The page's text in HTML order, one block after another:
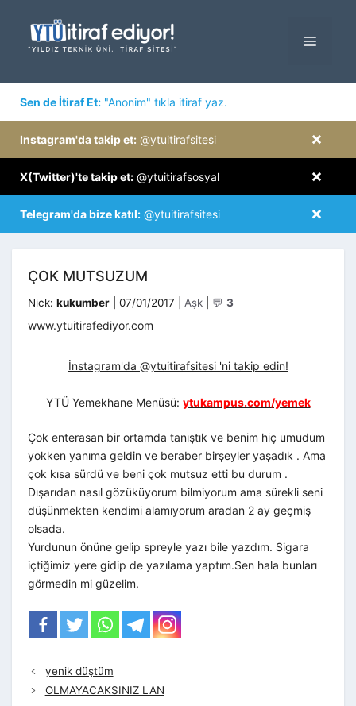
MENÜ
Sen de İtiraf Et: "Anonim" tıkla itiraf yaz.
×
Instagram'da takip et: @ytuitirafsitesi
×
X(Twitter)'te takip et: @ytuitirafsosyal
×
Telegram'da bize katıl: @ytuitirafsitesi
ÇOK MUTSUZUM
Nick: kukumber 07/01/2017 Kategoriler
Aşk 💬 3
www.ytuitirafediyor.com
İnstagram'da @ytuitirafsitesi 'ni takip edin!
YTÜ Yemekhane Menüsü: ytukampus.com/yemek
Çok enterasan bir ortamda tanıştık ve benim hiç umudum
yokken yanıma geldin ve beraber birşeyler yaşadık . Ama
çok kısa sürdü ve beni çok mutsuz etti bu durum .
Dışarıdan nasıl gözüküyorum bilmiyorum ama sürekli seni
düşünmekten kendimi alamıyorum aradan 2 ay geçmiş
olsada.
Yurdunun önüne gelip spreyle yazı bile yazdım. Sigara
içtiğimiz yere gidip de yazılama yaptım.Sen hala bunları
görmedin mi güzelim.
yenik düştüm
OLMAYACAKSINIZ LAN